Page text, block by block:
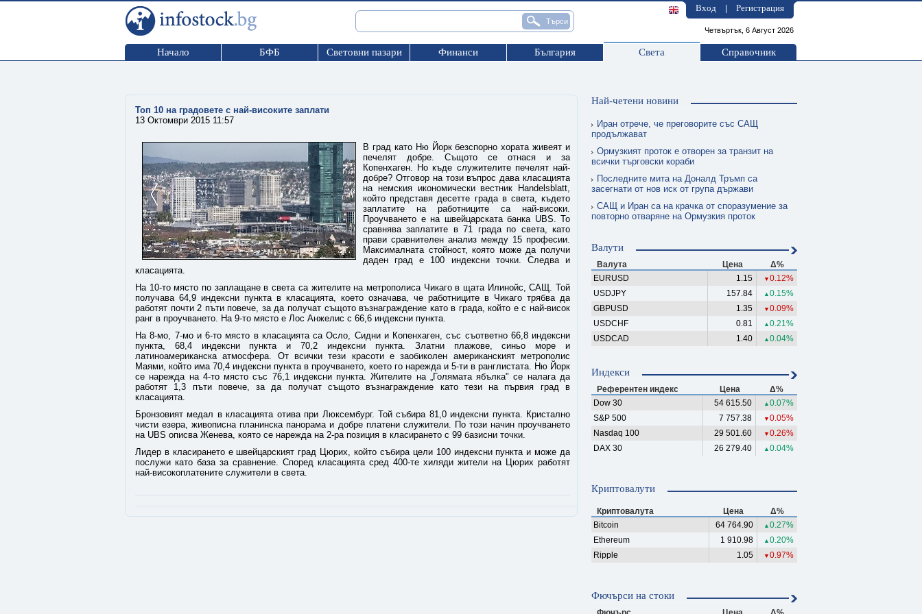
Вход Регистрация
Четвъртък, 6 Август 2026
Начало БФБ Световни пазари Финанси България Света Справочник
Топ 10 на градовете с най-високите заплати
13 Октомври 2015 11:57
В град като Ню Йорк безспорно хората живеят и
печелят добре. Същото се отнася и за
Копенхаген. Но къде служителите печелят най-
добре? Отговор на този въпрос дава класацията
на немския икономически вестник Handelsblatt,
който представя десетте града в света, където
заплатите на работниците са най-високи.
Проучването е на швейцарската банка UBS. То
сравнява заплатите в 71 града по света, като
прави сравнителен анализ между 15 професии.
Максималната стойност, която може да получи
даден град е 100 индексни точки. Следва и
класацията.
На 10-то място по заплащане в света са жителите на метрополиса Чикаго в щата Илинойс, САЩ. Той
получава 64,9 индексни пункта в класацията, което означава, че работниците в Чикаго трябва да
работят почти 2 пъти повече, за да получат същото възнаграждение като в града, който е с най-висок
ранг в проучването. На 9-то място е Лос Анжелис с 66,6 индексни пункта.
На 8-мо, 7-мо и 6-то място в класацията са Осло, Сидни и Копенхаген, със съответно 66,8 индексни
пункта, 68,4 индексни пункта и 70,2 индексни пункта. Златни плажове, синьо море и
латиноамериканска атмосфера. От всички тези красоти е заобиколен американският метрополис
Маями, който има 70,4 индексни пункта в проучването, което го нарежда и 5-ти в ранглистата. Ню Йорк
се нарежда на 4-то място със 76,1 индексни пункта. Жителите на „Голямата ябълка" се налага да
работят 1,3 пъти повече, за да получат същото възнаграждение като тези на първия град в
класацията.
Бронзовият медал в класацията отива при Люксембург. Той събира 81,0 индексни пункта. Кристално
чисти езера, живописна планинска панорама и добре платени служители. По този начин проучването
на UBS описва Женева, която се нарежда на 2-ра позиция в класирането с 99 базисни точки.
Лидер в класирането е швейцарският град Цюрих, който събира цели 100 индексни пункта и може да
послужи като база за сравнение. Според класацията сред 400-те хиляди жители на Цюрих работят
най-високоплатените служители в света.
Най-четени новини
Иран отрече, че преговорите със САЩ
продължават
Ормузкият проток е отворен за транзит на
всички търговски кораби
Последните мита на Доналд Тръмп са
засегнати от нов иск от група държави
САЩ и Иран са на крачка от споразумение за
повторно отваряне на Ормузкия проток
Валути
Валута Цена
Δ%
EURUSD
1.15 ▼ 0.12%
USDJPY
157.84 ▲ 0.15%
GBPUSD
1.35 ▼ 0.09%
USDCHF
0.81 ▲ 0.21%
USDCAD
1.40 ▲ 0.04%
Индекси
Референтен индекс Цена
Δ%
Dow 30
54 615.50 ▲ 0.07%
S&P 500
7 757.38 ▼ 0.05%
Nasdaq 100
29 501.60 ▼ 0.26%
DAX 30
26 279.40 ▲ 0.04%
Криптовалути
Криптовалута Цена
Δ%
Bitcoin
64 764.90 ▲ 0.27%
Ethereum
1 910.98 ▲ 0.20%
Ripple
1.05 ▼ 0.97%
Фючърси на стоки